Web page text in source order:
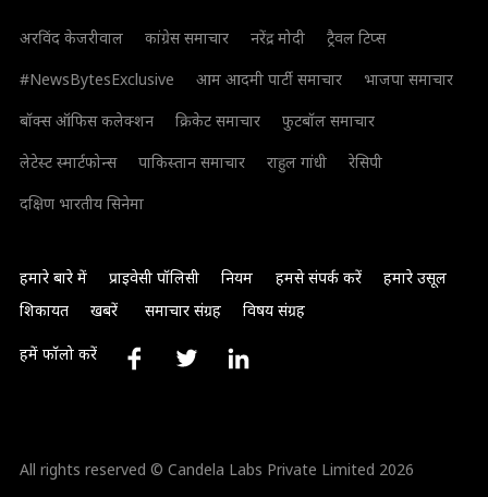
अरविंद केजरीवाल कांग्रेस समाचार नरेंद्र मोदी
ट्रैवल टिप्स
#NewsBytesExclusive
आम आदमी पार्टी समाचार
भाजपा समाचार
बॉक्स ऑफिस कलेक्शन
क्रिकेट समाचार
फुटबॉल समाचार
लेटेस्ट स्मार्टफोन्स
पाकिस्तान समाचार राहुल गांधी
रेसिपी
दक्षिण भारतीय सिनेमा
हमारे बारे में प्राइवेसी पॉलिसी नियम हमसे संपर्क करें
हमारे उसूल
शिकायत
खबरें समाचार संग्रह विषय संग्रह
हमें फॉलो करें
All rights reserved © Candela Labs Private Limited 2026